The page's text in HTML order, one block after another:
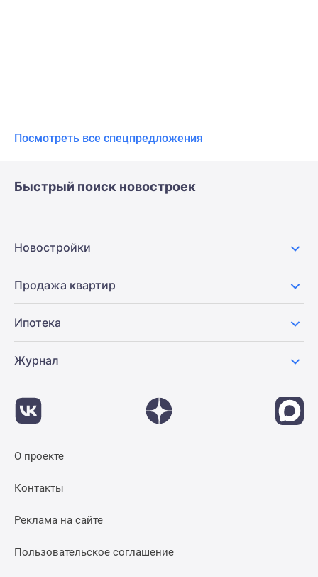
Посмотреть все спецпредложения
Быстрый поиск новостроек
Новостройки
Продажа квартир
Ипотека
Журнал
О проекте
Контакты
Реклама на сайте
Пользовательское соглашение